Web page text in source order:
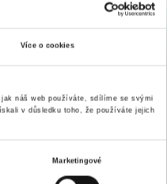
Více o cookies
náš web používáte, sdílíme se svými
v důsledku toho, že používáte jejich
Marketingové